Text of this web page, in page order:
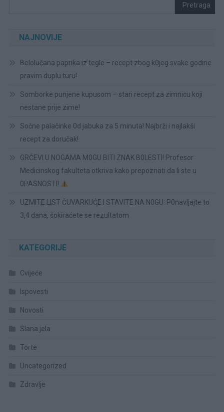
Pretraga
NAJNOVIJE
Belolučana paprika iz tegle – recept zbog k0jeg svake godine
pravim duplu turu!
Somborke punjene kupusom – stari recept za zimnicu koji
nestane prije zime!
Sočne palačinke 0d jabuka za 5 minuta! Najbrži i najlakši
recept za doručak!
GRČEVI U NOGAMA M0GU BITI ZNAK B0LESTI! Profesor
Medicinskog fakulteta otkriva kako prepoznati da li ste u
0PASNOSTI!
UZMITE LIST ČUVARKUĆE I STAVITE NA N0GU: P0navljajte to
3,4 dana, šokiraćete se rezultatom
KATEGORIJE
Cvijeće
Ispovesti
Novosti
Slana jela
Torte
Uncategorized
Zdravlje